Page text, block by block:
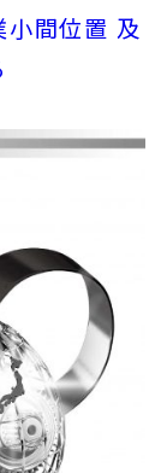
間位置 及